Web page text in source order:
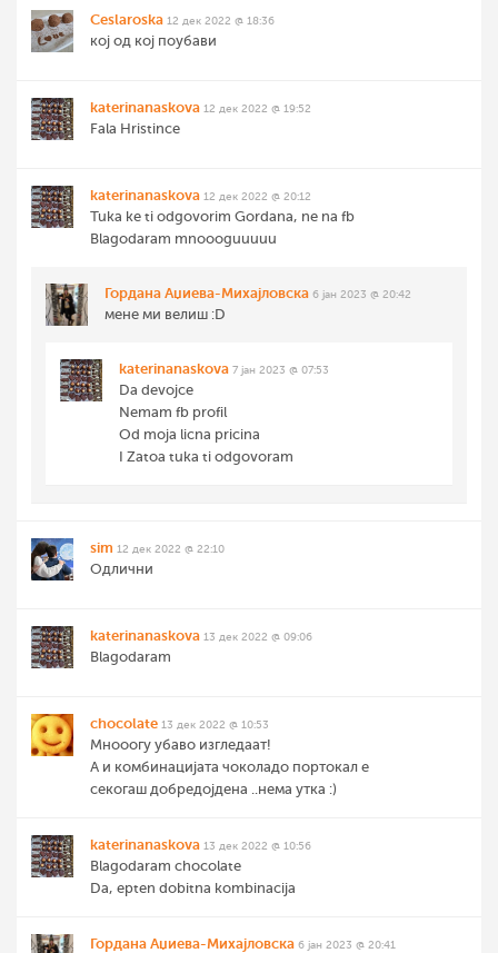
Ceslaroska 12 дек 2022 @ 18:36
кој од кој поубави
katerinanaskova 12 дек 2022 @ 19:52
Fala Hristince
katerinanaskova 12 дек 2022 @ 20:12
Tuka ke ti odgovorim Gordana, ne na fb
Blagodaram mnoooguuuuu
Гордана Аџиева-Михајловска 6 јан 2023 @ 20:42
мене ми велиш :D
katerinanaskova 7 јан 2023 @ 07:53
Da devojce
Nemam fb profil
Od moja licna pricina
I Zatoa tuka ti odgovoram
sim 12 дек 2022 @ 22:10
Одлични
katerinanaskova 13 дек 2022 @ 09:06
Blagodaram
chocolate 13 дек 2022 @ 10:53
Мнооогу убаво изгледаат!
А и комбинацијата чоколадо портокал е
секогаш добредојдена ..нема утка :)
katerinanaskova 13 дек 2022 @ 10:56
Blagodaram chocolate
Da, epten dobitna kombinacija
Гордана Аџиева-Михајловска 6 јан 2023 @ 20:41